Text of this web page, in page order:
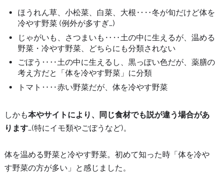
ほうれん草、小松菜、白菜、大根‥‥冬が旬だけど体を
冷やす野菜 (例外が多すぎ…)
じゃがいも、さつまいも‥‥土の中に生えるが、温める
野菜・冷やす野菜、どちらにも分類されない
ごぼう‥‥土の中に生えるし、黒っぽい色だが、薬膳の
考え方だと「体を冷やす野菜」に分類
トマト‥‥赤い野菜だが、体を冷やす野菜
しかも本やサイトにより、同じ食材でも説が違う場合があ
ります…(特にイモ類やごぼうなど)。
体を温める野菜と冷やす野菜。初めて知った時「体を冷や
す野菜の方が多い」と感じました。